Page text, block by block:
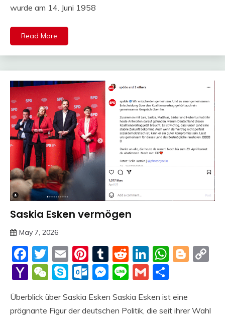
wurde am 14. Juni 1958
Read More
Trends
Saskia Esken vermögen
May 7, 2026
Meme
Facebook
Twitter
EmailPinterest
Tumblr
Reddit
LinkedIn
Yahoo
WeChat
SkypeOutlook.com
Messenger
LineGmail
Überblick über Saskia Esken Saskia Esken ist eine
prägnante Figur der deutschen Politik, die seit ihrer Wahl